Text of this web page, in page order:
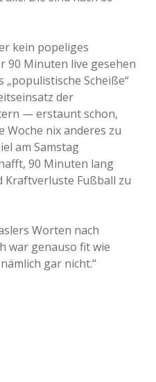
kein popeliges
90 Minuten live gesehen
Scheiße“
der
— erstaunt schon,
Woche nix anderes zu
am Samstag
90 Minuten lang
Fußball zu
Worten nach
war genauso fit wie
gar nicht.“